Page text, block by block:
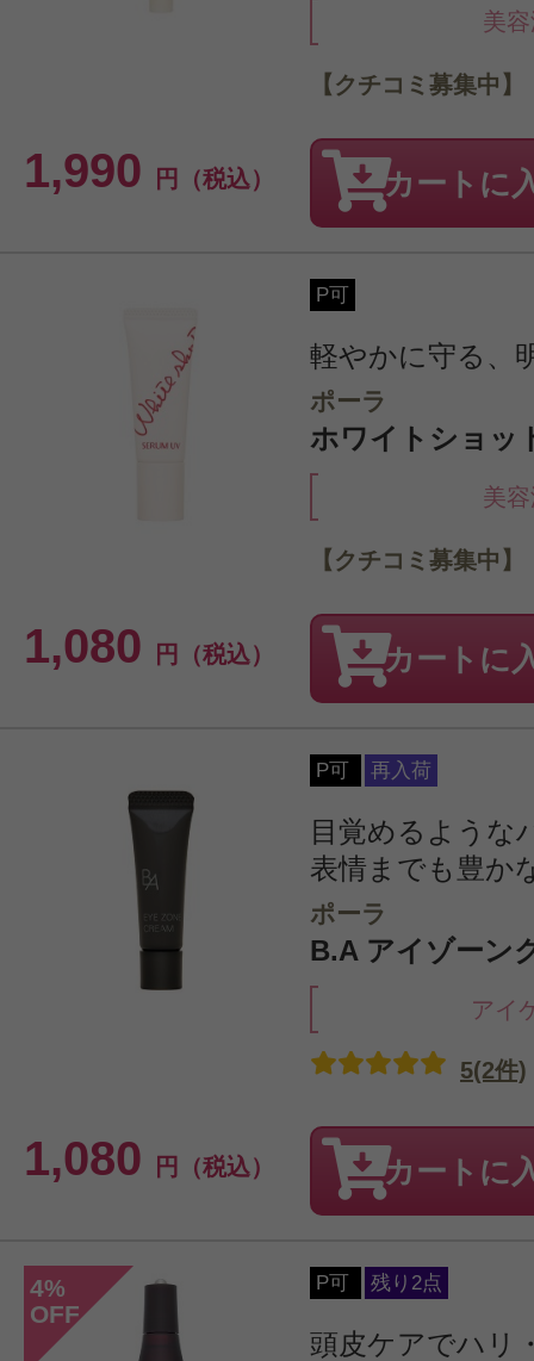
美
1,990 円（税込）
【クチコミ募集中】
カートに
P可
軽やかに守る、
ポーラ
ホワイトショッ
美
1,080 円（税込）
【クチコミ募集中】
カートに
P可 再入荷
目覚めるような
表情までも豊か
ポーラ
B.A アイゾーン
アイ
1,080 円（税込）
5(2件)
カートに
4%
OFF
P可 残り2点
頭皮ケアでハリ